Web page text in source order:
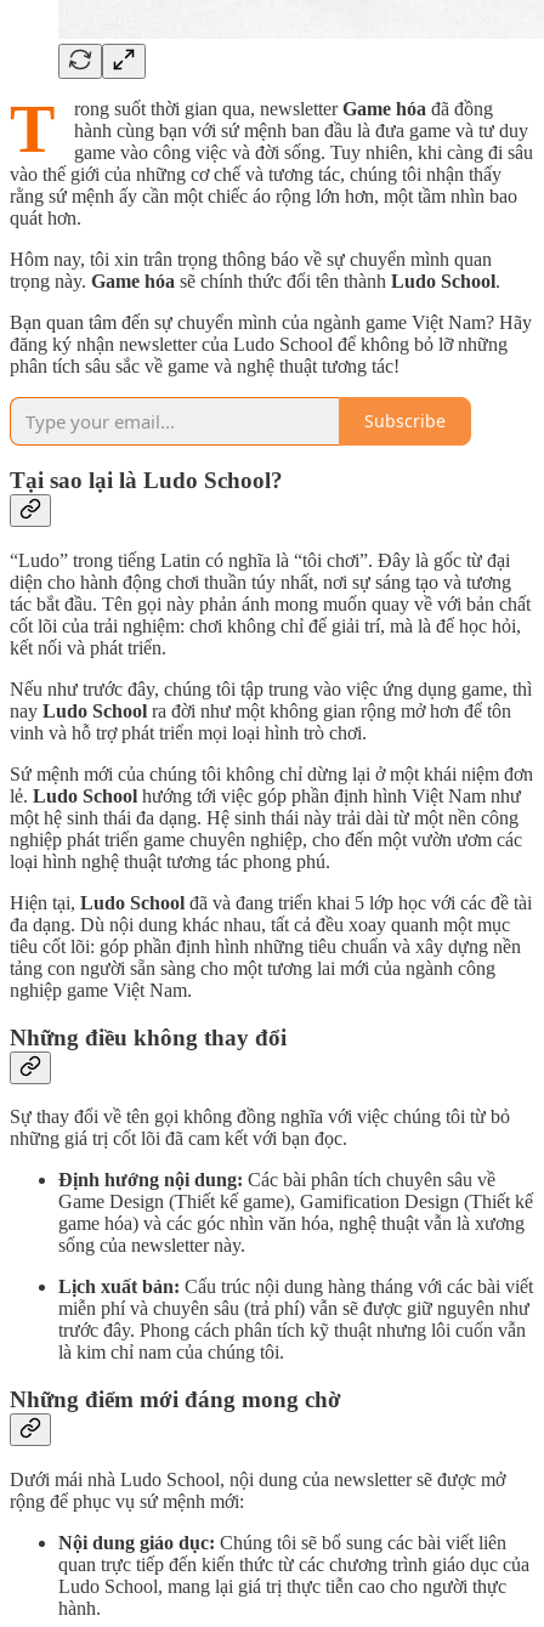
T rong suốt thời gian qua, newsletterGame hóa đã đồng
hành cùng bạn với sứ mệnh ban đầu là đưa game và tư duy
game vào công việc và đời sống. Tuy nhiên, khi càng đi sâu
vào thế giới của những cơ chế và tương tác, chúng tôi nhận thấy
rằng sứ mệnh ấy cần một chiếc áo rộng lớn hơn, một tầm nhìn bao
quát hơn.
Hôm nay, tôi xin trân trọng thông báo về sự chuyển mình quan
trọng này. Game hóa sẽ chính thức đổi tên thành Ludo School.
Bạn quan tâm đến sự chuyển mình của ngành game Việt Nam? Hãy
đăng ký nhận newsletter của Ludo School để không bỏ lỡ những
phân tích sâu sắc về game và nghệ thuật tương tác!
Subscribe
Tại sao lại là Ludo School?
“Ludo” trong tiếng Latin có nghĩa là “tôi chơi”. Đây là gốc từ đại
diện cho hành động chơi thuần túy nhất, nơi sự sáng tạo và tương
tác bắt đầu. Tên gọi này phản ánh mong muốn quay về với bản chất
cốt lõi của trải nghiệm: chơi không chỉ để giải trí, mà là để học hỏi,
kết nối và phát triển.
Nếu như trước đây, chúng tôi tập trung vào việc ứng dụng game, thì
nay Ludo School ra đời như một không gian rộng mở hơn để tôn
vinh và hỗ trợ phát triển mọi loại hình trò chơi.
Sứ mệnh mới của chúng tôi không chỉ dừng lại ở một khái niệm đơn
lẻ. Ludo School hướng tới việc góp phần định hình Việt Nam như
một hệ sinh thái đa dạng. Hệ sinh thái này trải dài từ một nền công
nghiệp phát triển game chuyên nghiệp, cho đến một vườn ươm các
loại hình nghệ thuật tương tác phong phú.
Hiện tại, Ludo School đã và đang triển khai 5 lớp học với các đề tài
đa dạng. Dù nội dung khác nhau, tất cả đều xoay quanh một mục
tiêu cốt lõi: góp phần định hình những tiêu chuẩn và xây dựng nền
tảng con người sẵn sàng cho một tương lai mới của ngành công
nghiệp game Việt Nam.
Những điều không thay đổi
Sự thay đổi về tên gọi không đồng nghĩa với việc chúng tôi từ bỏ
những giá trị cốt lõi đã cam kết với bạn đọc.
Định hướng nội dung: Các bài phân tích chuyên sâu về
Game Design (Thiết kế game), Gamification Design (Thiết kế
game hóa) và các góc nhìn văn hóa, nghệ thuật vẫn là xương
sống của newsletter này.
Lịch xuất bản: Cấu trúc nội dung hàng tháng với các bài viết
miễn phí và chuyên sâu (trả phí) vẫn sẽ được giữ nguyên như
trước đây. Phong cách phân tích kỹ thuật nhưng lôi cuốn vẫn
là kim chỉ nam của chúng tôi.
Những điểm mới đáng mong chờ
Dưới mái nhà Ludo School, nội dung của newsletter sẽ được mở
rộng để phục vụ sứ mệnh mới:
Nội dung giáo dục: Chúng tôi sẽ bổ sung các bài viết liên
quan trực tiếp đến kiến thức từ các chương trình giáo dục của
Ludo School, mang lại giá trị thực tiễn cao cho người thực
hành.